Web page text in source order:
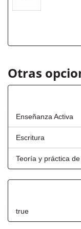
Otras
Enseñanza Activa
Escritura
Teoría y práctica
true